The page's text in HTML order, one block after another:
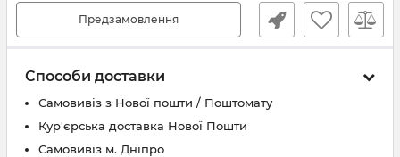
Предзамовлення
Способи доставки
Самовивіз з Нової пошти / Поштомату
Кур'єрська доставка Нової Пошти
Самовивіз м. Дніпро